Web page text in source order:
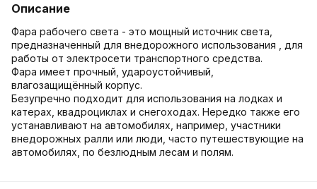
Описание
Фара рабочего света - это мощный источник света,
предназначенный для внедорожного использования , для
работы от электросети транспортного средства.
Фара имеет прочный, удароустойчивый,
влагозащищённый корпус.
Безупречно подходит для использования на лодках и
катерах, квадроциклах и снегоходах. Нередко также его
устанавливают на автомобилях, например, участники
внедорожных ралли или люди, часто путешествующие на
автомобилях, по безлюдным лесам и полям.